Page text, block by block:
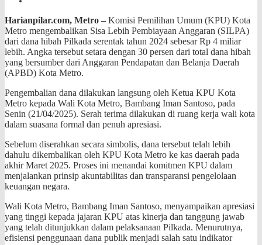
Harianpilar.com, Metro – Komisi Pemilihan Umum (KPU) Kota
Metro mengembalikan Sisa Lebih Pembiayaan Anggaran (SILPA)
dari dana hibah Pilkada serentak tahun 2024 sebesar Rp 4 miliar
lebih. Angka tersebut setara dengan 30 persen dari total dana hibah
yang bersumber dari Anggaran Pendapatan dan Belanja Daerah
(APBD) Kota Metro.
Pengembalian dana dilakukan langsung oleh Ketua KPU Kota
Metro kepada Wali Kota Metro, Bambang Iman Santoso, pada
Senin (21/04/2025). Serah terima dilakukan di ruang kerja wali kota
dalam suasana formal dan penuh apresiasi.
Sebelum diserahkan secara simbolis, dana tersebut telah lebih
dahulu dikembalikan oleh KPU Kota Metro ke kas daerah pada
akhir Maret 2025. Proses ini menandai komitmen KPU dalam
menjalankan prinsip akuntabilitas dan transparansi pengelolaan
keuangan negara.
Wali Kota Metro, Bambang Iman Santoso, menyampaikan apresiasi
yang tinggi kepada jajaran KPU atas kinerja dan tanggung jawab
yang telah ditunjukkan dalam pelaksanaan Pilkada. Menurutnya,
efisiensi penggunaan dana publik menjadi salah satu indikator